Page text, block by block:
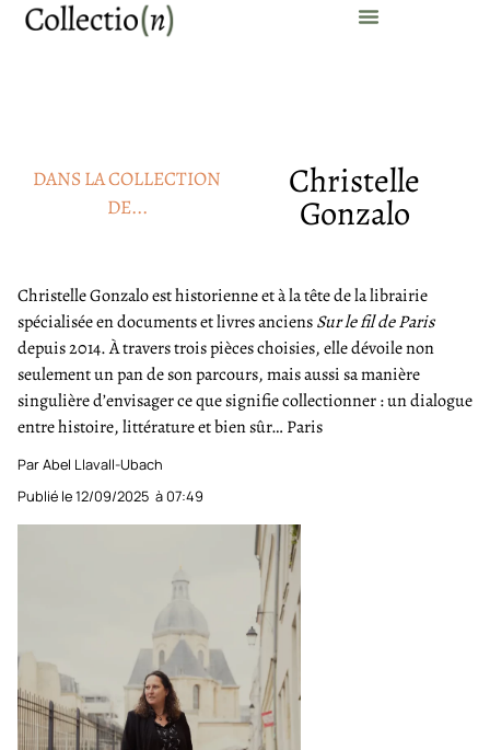
DANS LA COLLECTION
DE...
Christelle
Gonzalo
Christelle Gonzalo est historienne et à la tête de la librairie
spécialisée en documents et livres anciensSur le fil de Paris
depuis 2014. À travers trois pièces choisies, elle dévoile non
seulement un pan de son parcours, mais aussi sa manière
singulière d’envisager ce que signifie collectionner : un dialogue
entre histoire, littérature et bien sûr… Paris
Par Abel Llavall-Ubach
Publié le12/09/2025 à07:49